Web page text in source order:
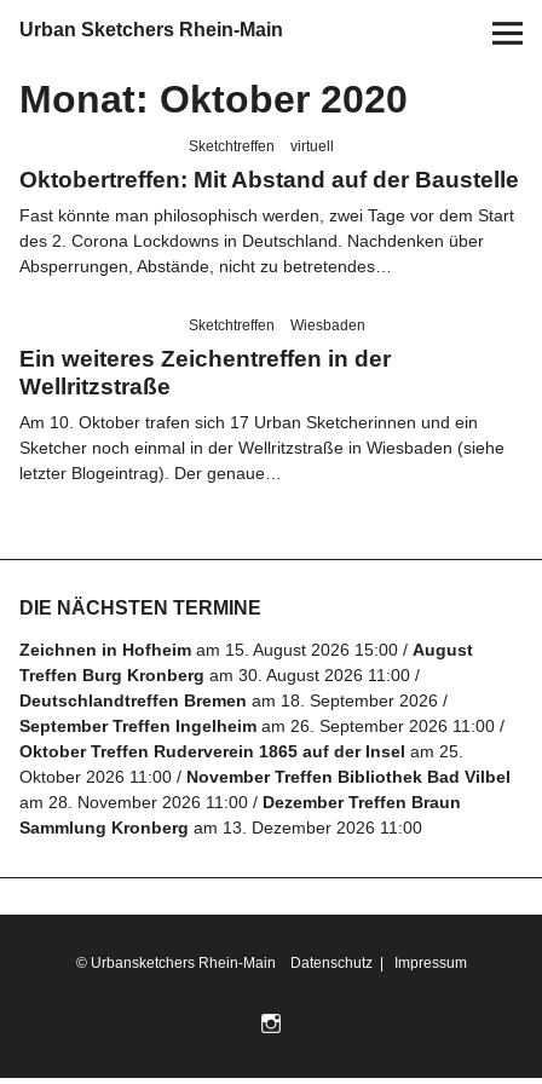
Urban Sketchers Rhein-Main
Home
10 Jahre USk Rhein-Main
Blog
Info
Folge
uns
auf
Instagram
Info
Monat: Oktober 2020
Sketchtreffen virtuell
Oktobertreffen: Mit Abstand auf der Baustelle
Fast könnte man philosophisch werden, zwei Tage vor dem Start
des 2. Corona Lockdowns in Deutschland. Nachdenken über
Absperrungen, Abstände, nicht zu betretendes…
Sketchtreffen Wiesbaden
Ein weiteres Zeichentreffen in der
Wellritzstraße
Am 10. Oktober trafen sich 17 Urban Sketcherinnen und ein
Sketcher noch einmal in der Wellritzstraße in Wiesbaden (siehe
letzter Blogeintrag). Der genaue…
DIE NÄCHSTEN TERMINE
Zeichnen in Hofheim am 15. August 2026 15:00
August
Treffen Burg Kronberg am 30. August 2026 11:00
Deutschlandtreffen Bremen am 18. September 2026
September Treffen Ingelheim am 26. September 2026 11:00
Oktober Treffen Ruderverein 1865 auf der Insel am 25.
Oktober 2026 11:00
November Treffen Bibliothek Bad Vilbel
am 28. November 2026 11:00
Dezember Treffen Braun
Sammlung Kronberg am 13. Dezember 2026 11:00
© Urbansketchers Rhein-Main Datenschutz| Impressum